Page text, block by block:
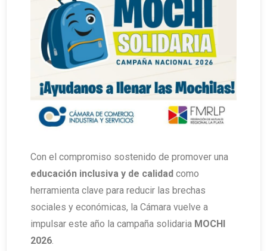
Con el compromiso sostenido de promover una
educación inclusiva y de calidad como
herramienta clave para reducir las brechas
sociales y económicas, la Cámara vuelve a
impulsar este año la campaña solidaria MOCHI
2026.